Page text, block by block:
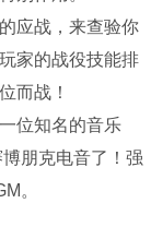
应战，来查验你
家的战役技能排
而战！
位知名的音乐
朋克电音了！强
。